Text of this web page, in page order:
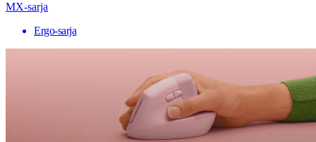
MX-sarja
Ergo-sarja